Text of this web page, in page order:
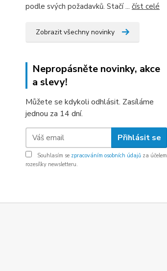
podle svých požadavků. Stačí ... číst celé
Zobrazit všechny novinky
Nepropásněte novinky, akce
a slevy!
Můžete se kdykoli odhlásit. Zasíláme
jednou za 14 dní.
Přihlásit se
Souhlasím se zpracováním osobních údajů za účelem
rozesílky newsletteru.